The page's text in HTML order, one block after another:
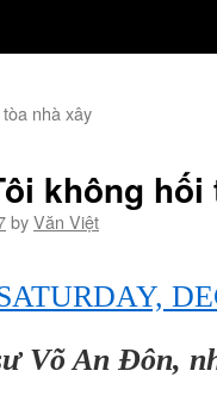
nhà xây
không hối
byVăn Việt
Võ An Đôn,